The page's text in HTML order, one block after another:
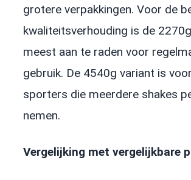
grotere verpakkingen. Voor de
kwaliteitsverhouding is de
meest aan te raden voor
gebruik. De 4540g variant is
sporters die meerdere shakes
nemen.
Vergelijking met vergelijkbare